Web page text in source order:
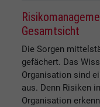
Gesamtsicht
Die Sorgen
gefächert. Das
Organisation sind
aus. Denn Risiken
Organisation